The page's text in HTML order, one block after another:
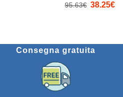
95.63€ 38.25€
Consegna gratuita